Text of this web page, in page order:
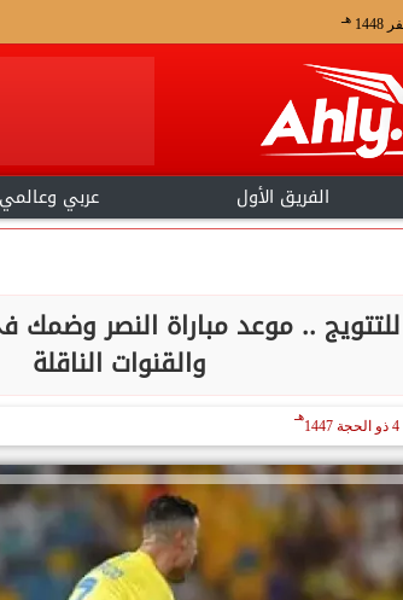
هـ
الفريق الأول عربي وعالمي
والقنوات الناقلة
4 ذو الحجة 1447
هـ